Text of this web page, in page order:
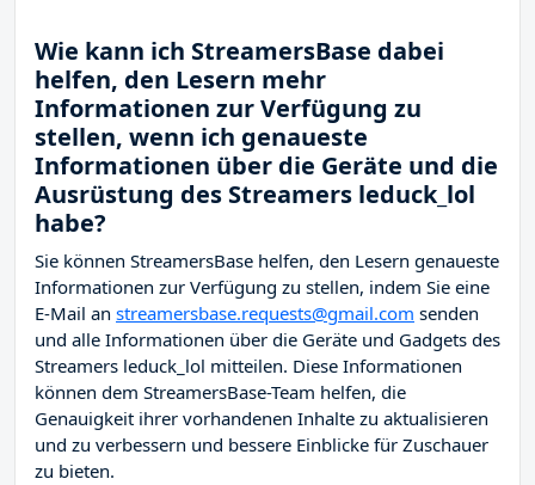
Wie kann ich StreamersBase dabei
helfen, den Lesern mehr
Informationen zur Verfügung zu
stellen, wenn ich genaueste
Informationen über die Geräte und die
Ausrüstung des Streamers leduck_lol
habe?
Sie können StreamersBase helfen, den Lesern genaueste
Informationen zur Verfügung zu stellen, indem Sie eine
E-Mail an streamersbase.requests@gmail.com senden
und alle Informationen über die Geräte und Gadgets des
Streamers leduck_lol mitteilen. Diese Informationen
können dem StreamersBase-Team helfen, die
Genauigkeit ihrer vorhandenen Inhalte zu aktualisieren
und zu verbessern und bessere Einblicke für Zuschauer
zu bieten.